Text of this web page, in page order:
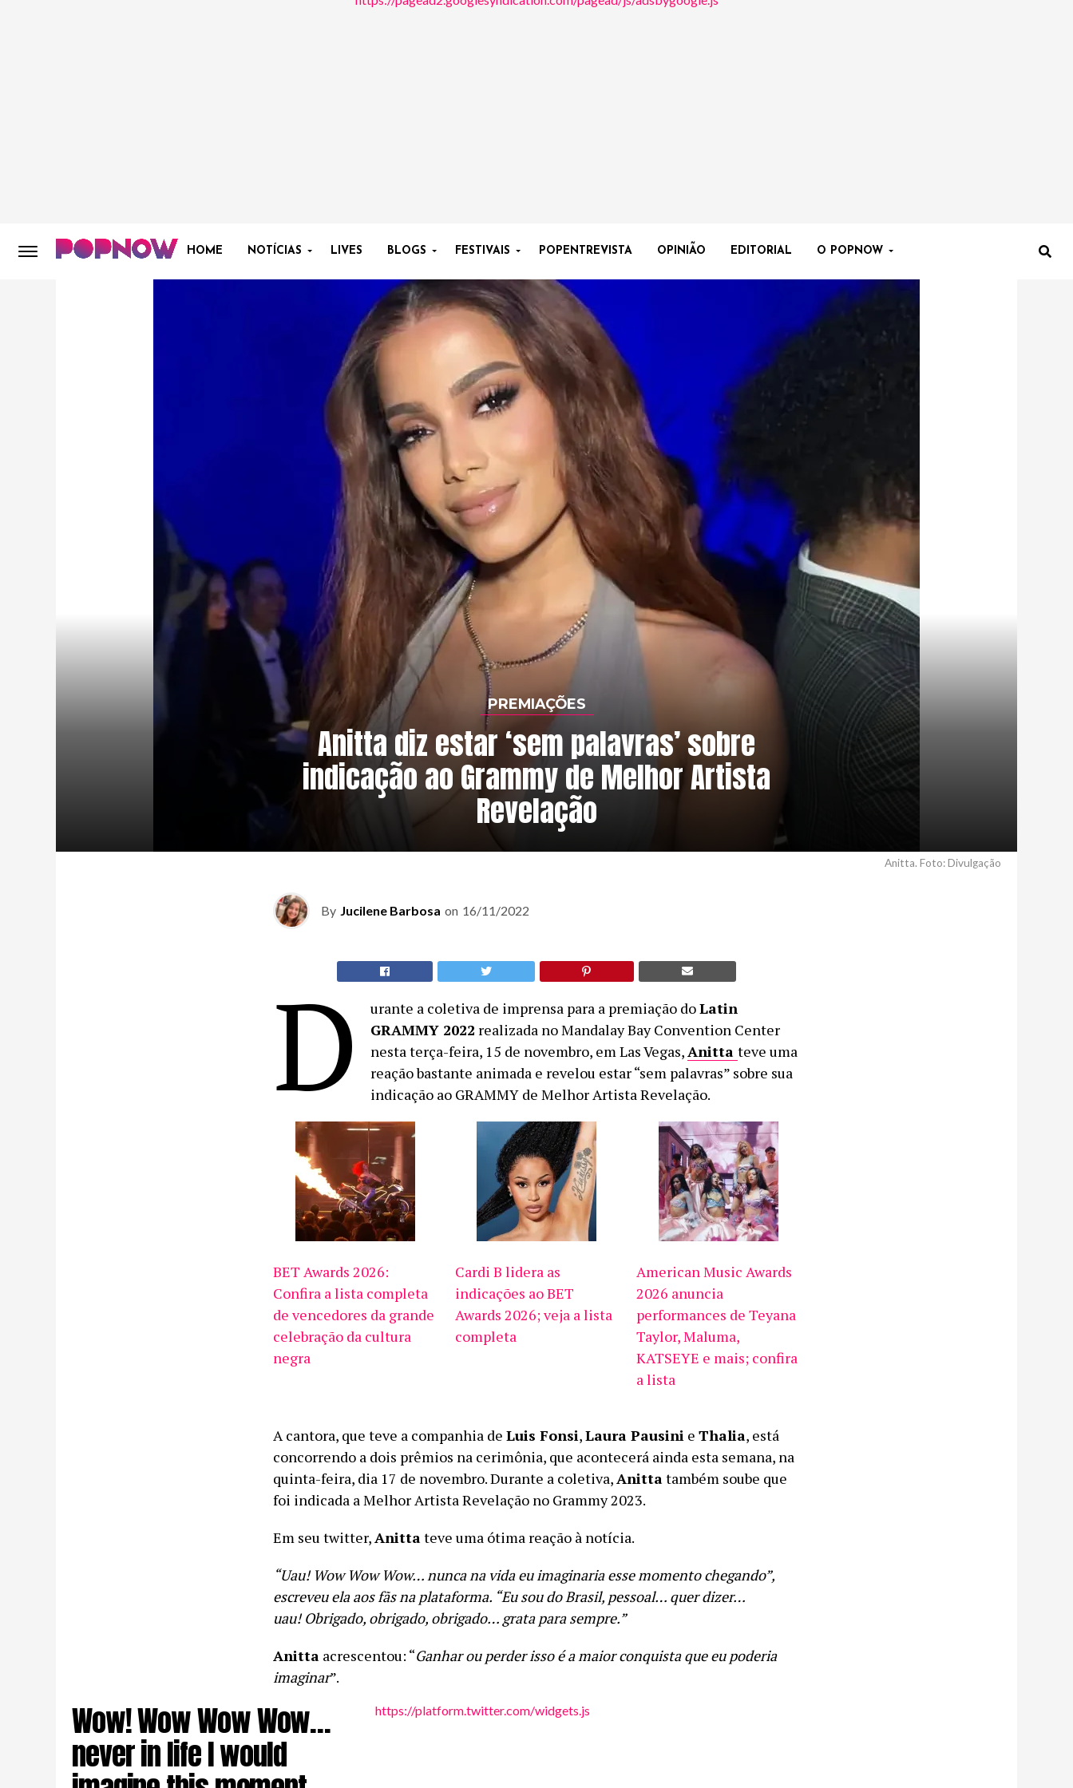
HOME NOTÍCIAS LIVES BLOGS FESTIVAIS POPENTREVISTA OPINIÃO EDITORIAL O POPNOW
PREMIAÇÕES
Anitta diz estar ‘sem palavras’ sobre
indicação ao Grammy de Melhor Artista
Revelação
Anitta. Foto: Divulgação
By Jucilene Barbosa on 16/11/2022
D urante a coletiva de imprensa para a premiação doLatin
GRAMMY 2022 realizada no Mandalay Bay Convention Center
nesta terça-feira, 15 de novembro, em Las Vegas,Anittateve uma
reação bastante animada e revelou estar “sem palavras” sobre sua
indicação ao GRAMMY de Melhor Artista Revelação.
BET Awards 2026:
Confira a lista completa
de vencedores da grande
celebração da cultura
negra
Cardi B lidera as
indicações ao BET
Awards 2026; veja a lista
completa
American Music Awards
2026 anuncia
performances de Teyana
Taylor, Maluma,
KATSEYE e mais; confira
a lista
A cantora, que teve a companhia de Luis Fonsi,Laura Pausini e Thalia, está
concorrendo a dois prêmios na cerimônia, que acontecerá ainda esta semana, na
quinta-feira, dia 17 de novembro. Durante a coletiva, Anitta também soube que
foi indicada a Melhor Artista Revelação no Grammy 2023.
Em seu twitter, Anitta teve uma ótima reação à notícia.
“Uau! Wow Wow Wow… nunca na vida eu imaginaria esse momento chegando”,
escreveu ela aos fãs na plataforma. “Eu sou do Brasil, pessoal… quer dizer…
uau! Obrigado, obrigado, obrigado… grata para sempre.”
Anitta acrescentou: “Ganhar ou perder isso é a maior conquista que eu poderia
imaginar”.
Wow! Wow Wow Wow…
never in life I would
https://platform.twitter.com/widgets.js